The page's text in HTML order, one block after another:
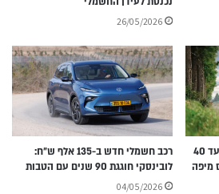
26/05/2026
7 מקומות במחירים משתלמים: עד 40
מיפה
רכב חשמלי חדש ב-135 אלף ש״ח:
לובינסקי חוגגת 90 שנים עם הטבות
04/05/2026